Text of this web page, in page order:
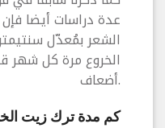
عدة دراسات أيضا
الشعر بمُعدّل
الخروع مرة كل شهر
أضعاف.
كم مدة ترك زيت